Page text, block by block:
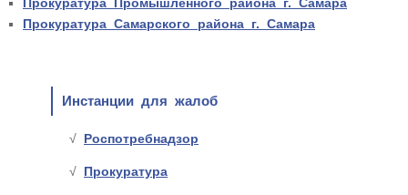
Прокуратура Самарского района г. Самара
Инстанции для жалоб
Роспотребнадзор
Прокуратура